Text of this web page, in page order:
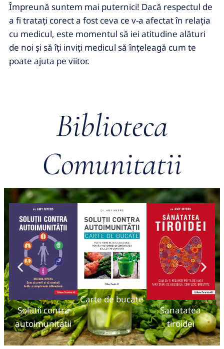
Împreună suntem mai puternici! Dacă respectul de
a fi trataţi corect a fost ceva ce v-a afectat în relaţia
cu medicul, este momentul să iei atitudine alături
de noi şi să îţi inviţi medicul să înţeleagă cum te
poate ajuta pe viitor.
Biblioteca
Comunitatii
Solutii contra
autoimunitatii
Carte de bucate
Sanatatea
tiroidei